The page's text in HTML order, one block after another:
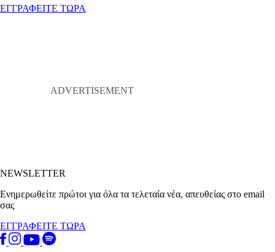
ΕΓΓΡΑΦΕΙΤΕ ΤΩΡΑ
NEWSLETTER
Ενημερωθείτε πρώτοι για όλα τα τελεταία νέα, απευθείας στο email
σας
ΕΓΓΡΑΦΕΙΤΕ ΤΩΡΑ